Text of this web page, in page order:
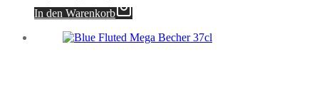
In den Warenkorb